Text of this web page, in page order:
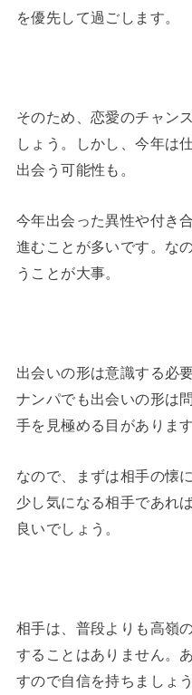
を優先して過ごします。
そのため、恋愛のチャン
しょう。しかし、今年は
出会う可能性も。
今年出会った異性や付き
進むことが多いです。な
うことが大事。
出会いの形は意識する必
ナンパでも出会いの形は
手を見極める目があります
なので、まずは相手の懐
少し気になる相手であれ
良いでしょう。
相手は、普段よりも高嶺
することはありません。
すので自信を持ちましょう